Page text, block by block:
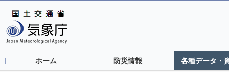
ホーム 防災情報 各種データ・